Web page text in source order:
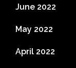
June 2022
May 2022
April 2022